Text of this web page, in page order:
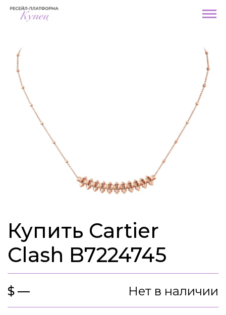
Купить Cartier
Clash B7224745
$ — Нет в наличии